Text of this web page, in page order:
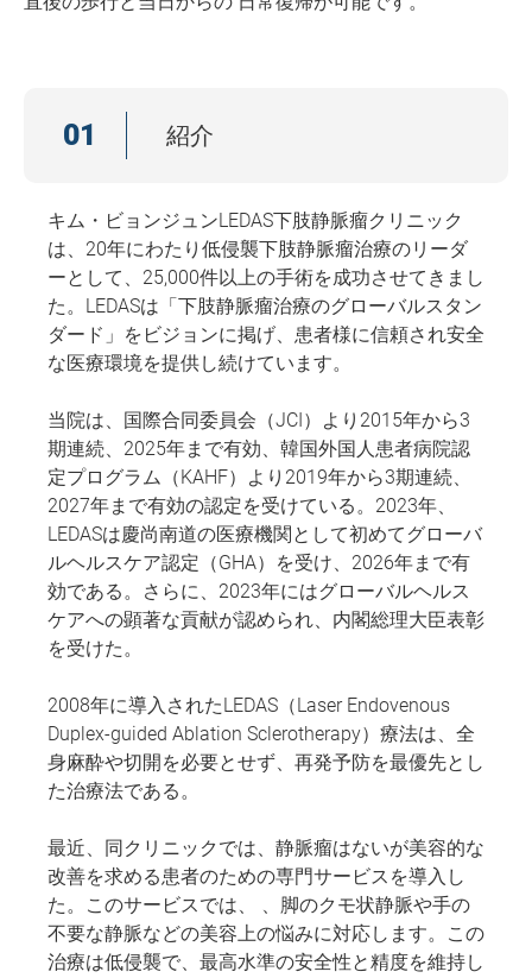
01 紹介
キム・ビョンジュンLEDAS下肢静脈瘤クリニック
は、20年にわたり低侵襲下肢静脈瘤治療のリーダ
ーとして、25,000件以上の手術を成功させてきまし
た。LEDASは「下肢静脈瘤治療のグローバルスタン
ダード」をビジョンに掲げ、患者様に信頼され安全
な医療環境を提供し続けています。
当院は、国際合同委員会（JCI）より2015年から3
期連続、2025年まで有効、韓国外国人患者病院認
定プログラム（KAHF）より2019年から3期連続、
2027年まで有効の認定を受けている。2023年、
LEDASは慶尚南道の医療機関として初めてグローバ
ルヘルスケア認定（GHA）を受け、2026年まで有
効である。さらに、2023年にはグローバルヘルス
ケアへの顕著な貢献が認められ、内閣総理大臣表彰
を受けた。
2008年に導入されたLEDAS（Laser Endovenous
Duplex-guided Ablation Sclerotherapy）療法は、全
身麻酔や切開を必要とせず、再発予防を最優先とし
た治療法である。
最近、同クリニックでは、静脈瘤はないが美容的な
改善を求める患者のための専門サービスを導入し
た。このサービスでは、 、脚のクモ状静脈や手の
不要な静脈などの美容上の悩みに対応します。この
治療は低侵襲で、最高水準の安全性と精度を維持し